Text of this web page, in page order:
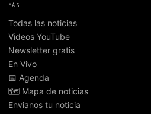
MÁS
Todas las noticias
Videos YouTube
Newsletter gratis
En Vivo
📅 Agenda
🗺️ Mapa de noticias
Envianos tu noticia